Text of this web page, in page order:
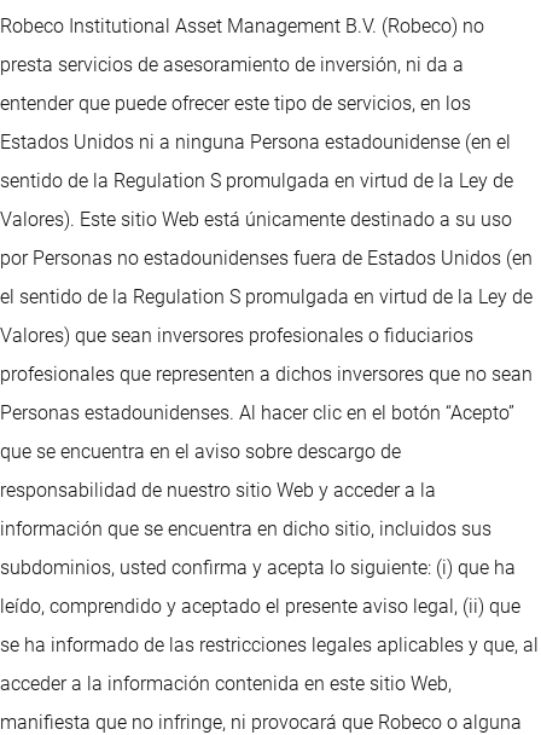
Robeco Institutional Asset Management B.V. (Robeco) no
presta servicios de asesoramiento de inversión, ni da a
entender que puede ofrecer este tipo de servicios, en los
Estados Unidos ni a ninguna Persona estadounidense (en el
sentido de la Regulation S promulgada en virtud de la Ley de
Valores). Este sitio Web está únicamente destinado a su uso
por Personas no estadounidenses fuera de Estados Unidos (en
el sentido de la Regulation S promulgada en virtud de la Ley de
Valores) que sean inversores profesionales o fiduciarios
profesionales que representen a dichos inversores que no sean
Personas estadounidenses. Al hacer clic en el botón “Acepto”
que se encuentra en el aviso sobre descargo de
responsabilidad de nuestro sitio Web y acceder a la
información que se encuentra en dicho sitio, incluidos sus
subdominios, usted confirma y acepta lo siguiente: (i) que ha
leído, comprendido y aceptado el presente aviso legal, (ii) que
se ha informado de las restricciones legales aplicables y que, al
acceder a la información contenida en este sitio Web,
manifiesta que no infringe, ni provocará que Robeco o alguna